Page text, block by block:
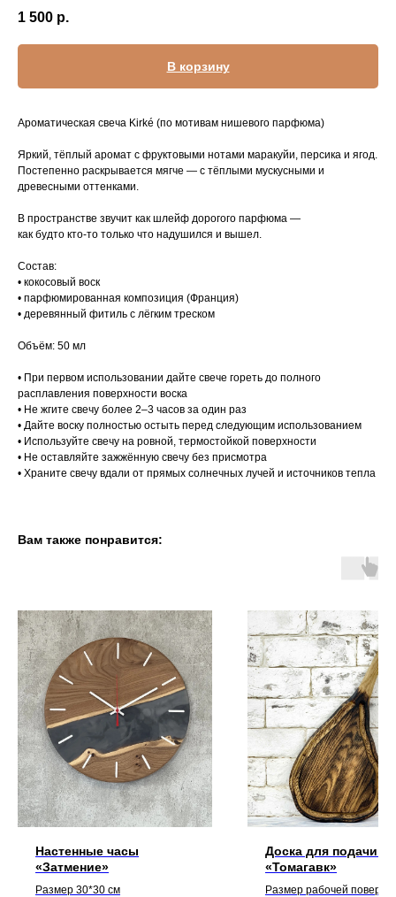
1 500 р.
В корзину
Ароматическая свеча Kirké (по мотивам нишевого парфюма)
Яркий, тёплый аромат с фруктовыми нотами маракуйи, персика и ягод.
Постепенно раскрывается мягче — с тёплыми мускусными и
древесными оттенками.
В пространстве звучит как шлейф дорогого парфюма —
как будто кто-то только что надушился и вышел.
Состав:
• кокосовый воск
• парфюмированная композиция (Франция)
• деревянный фитиль с лёгким треском
Объём: 50 мл
• При первом использовании дайте свече гореть до полного
расплавления поверхности воска
• Не жгите свечу более 2–3 часов за один раз
• Дайте воску полностью остыть перед следующим использованием
• Используйте свечу на ровной, термостойкой поверхности
• Не оставляйте зажжённую свечу без присмотра
• Храните свечу вдали от прямых солнечных лучей и источников тепла
Вам также понравится:
Настенные часы
«Затмение»
Размер 30*30 см
Доска для подачи
«Томагавк»
Размер рабочей